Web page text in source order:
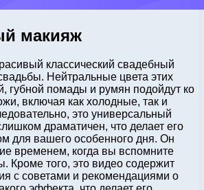
макияж
классический свадебный
Нейтральные цвета этих
губной помады и румян подойдут ко
включая как холодные, так и
это универсальный
драматичен, что делает его
для вашего особенного дня. Он
временем, когда вы вспомните
Кроме того, это видео содержит
с советами и рекомендациями о